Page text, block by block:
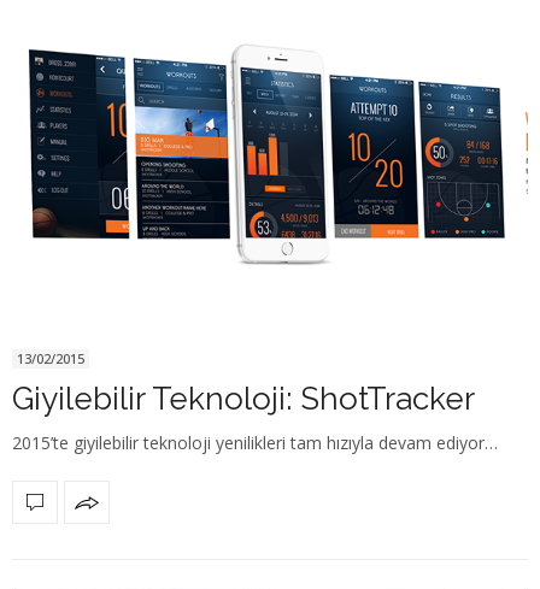
13/02/2015
Giyilebilir Teknoloji: ShotTracker
2015’te giyilebilir teknoloji yenilikleri tam hızıyla devam ediyor…